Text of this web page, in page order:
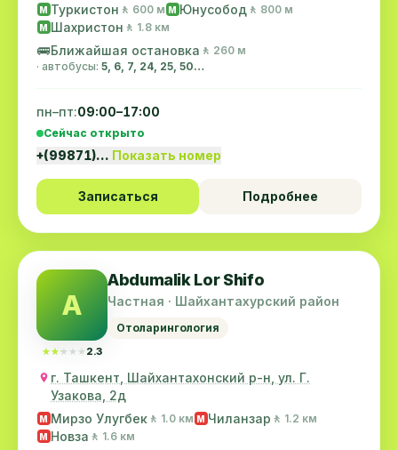
M Туркистон 🚶 600 м M Юнусобод 🚶 800 м
M Шахристон 🚶 1.8 км
🚌Ближайшая остановка 🚶 260 м
· автобусы: 5, 6, 7, 24, 25, 50…
пн–пт:09:00–17:00
Сейчас открыто
+(99871)… Показать номер
Записаться Подробнее
A
★★★★★
★★★★★ 2.3
Abdumalik Lor Shifo
Частная · Шайхантахурский район
Отоларингология
г. Ташкент, Шайхантахонский р-н, ул. Г.
Узакова, 2д
M Мирзо Улугбек 🚶 1.0 км M Чиланзар 🚶 1.2 км
M Новза 🚶 1.6 км